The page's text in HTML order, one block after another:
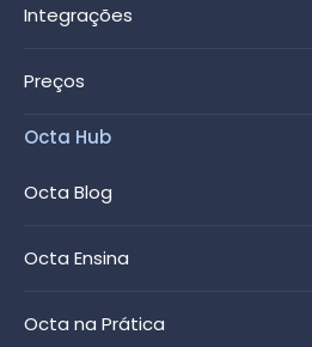
Integrações
Preços
Octa Hub
Octa Blog
Octa Ensina
Octa na Prática